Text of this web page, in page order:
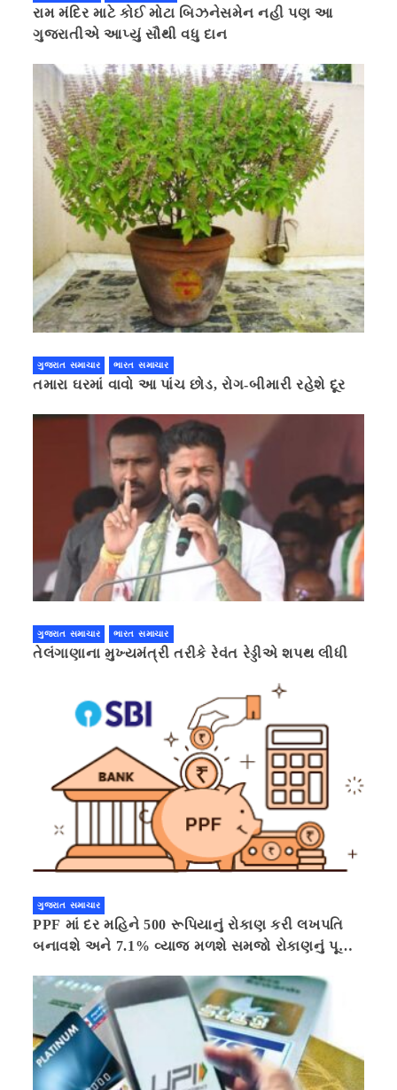
રામ મંદિર માટે કોઈ મોટા બિઝનેસમેન નહી પણ આ
ગુજરાતીએ આપ્યું સૌથી વધુ દાન
ગુજરાત સમાચાર ભારત સમાચાર
તમારા ઘરમાં વાવો આ પાંચ છોડ, રોગ-બીમારી રહેશે દૂર
ગુજરાત સમાચાર ભારત સમાચાર
તેલંગાણાના મુખ્યમંત્રી તરીકે રેવંત રેડ્ડીએ શપથ લીધી
ગુજરાત સમાચાર
PPF માં દર મહિને 500 રૂપિયાનું રોકાણ કરી લખપતિ
બનાવશે અને 7.1% વ્યાજ મળશે સમજો રોકાણનું પૂરું